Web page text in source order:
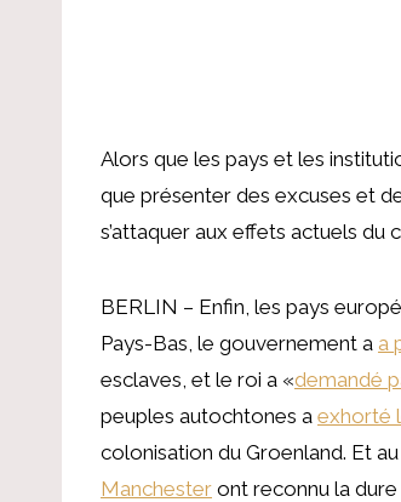
Alors que les pays et les
que présenter des excuses et
s’attaquer aux effets actuels du
BERLIN – Enfin, les pays
Pays-Bas, le gouvernement a a
esclaves, et le roi a «demandé
peuples autochtones a exhorté
colonisation du Groenland. Et
Manchester ont reconnu la